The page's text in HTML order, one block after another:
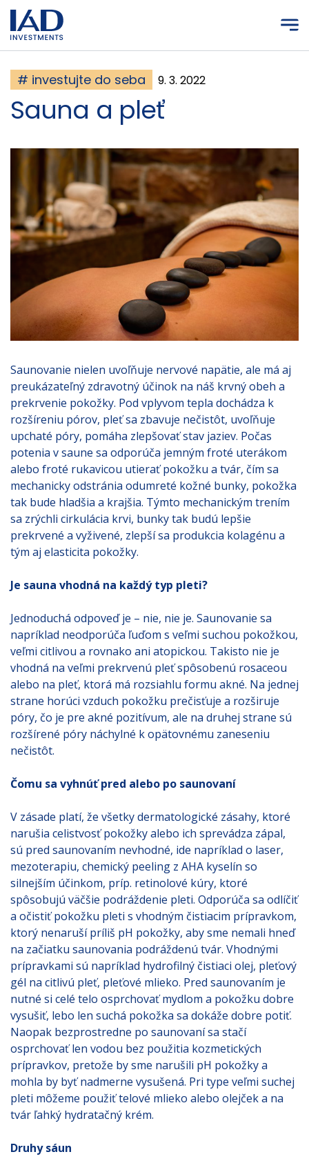
Prejsť na hlavný obsah
# investujte do seba 9. 3. 2022
Sauna a pleť
Saunovanie nielen uvoľňuje nervové napätie, ale má aj
preukázateľný zdravotný účinok na náš krvný obeh a
prekrvenie pokožky. Pod vplyvom tepla dochádza k
rozšíreniu pórov, pleť sa zbavuje nečistôt, uvoľňuje
upchaté póry, pomáha zlepšovať stav jaziev. Počas
potenia v saune sa odporúča jemným froté uterákom
alebo froté rukavicou utierať pokožku a tvár, čím sa
mechanicky odstránia odumreté kožné bunky, pokožka
tak bude hladšia a krajšia. Týmto mechanickým trením
sa zrýchli cirkulácia krvi, bunky tak budú lepšie
prekrvené a vyživené, zlepší sa produkcia kolagénu a
tým aj elasticita pokožky.
Je sauna vhodná na každý typ pleti?
Jednoduchá odpoveď je – nie, nie je. Saunovanie sa
napríklad neodporúča ľuďom s veľmi suchou pokožkou,
veľmi citlivou a rovnako ani atopickou. Takisto nie je
vhodná na veľmi prekrvenú pleť spôsobenú rosaceou
alebo na pleť, ktorá má rozsiahlu formu akné. Na jednej
strane horúci vzduch pokožku prečisťuje a rozširuje
póry, čo je pre akné pozitívum, ale na druhej strane sú
rozšírené póry náchylné k opätovnému zaneseniu
nečistôt.
Čomu sa vyhnúť pred alebo po saunovaní
V zásade platí, že všetky dermatologické zásahy, ktoré
narušia celistvosť pokožky alebo ich sprevádza zápal,
sú pred saunovaním nevhodné, ide napríklad o laser,
mezoterapiu, chemický peeling z AHA kyselín so
silnejším účinkom, príp. retinolové kúry, ktoré
spôsobujú väčšie podráždenie pleti. Odporúča sa odlíčiť
a očistiť pokožku pleti s vhodným čistiacim prípravkom,
ktorý nenaruší príliš pH pokožky, aby sme nemali hneď
na začiatku saunovania podráždenú tvár. Vhodnými
prípravkami sú napríklad hydrofilný čistiaci olej, pleťový
gél na citlivú pleť, pleťové mlieko. Pred saunovaním je
nutné si celé telo osprchovať mydlom a pokožku dobre
vysušiť, lebo len suchá pokožka sa dokáže dobre potiť.
Naopak bezprostredne po saunovaní sa stačí
osprchovať len vodou bez použitia kozmetických
prípravkov, pretože by sme narušili pH pokožky a
mohla by byť nadmerne vysušená. Pri type veľmi suchej
pleti môžeme použiť telové mlieko alebo olejček a na
tvár ľahký hydratačný krém.
Druhy sáun